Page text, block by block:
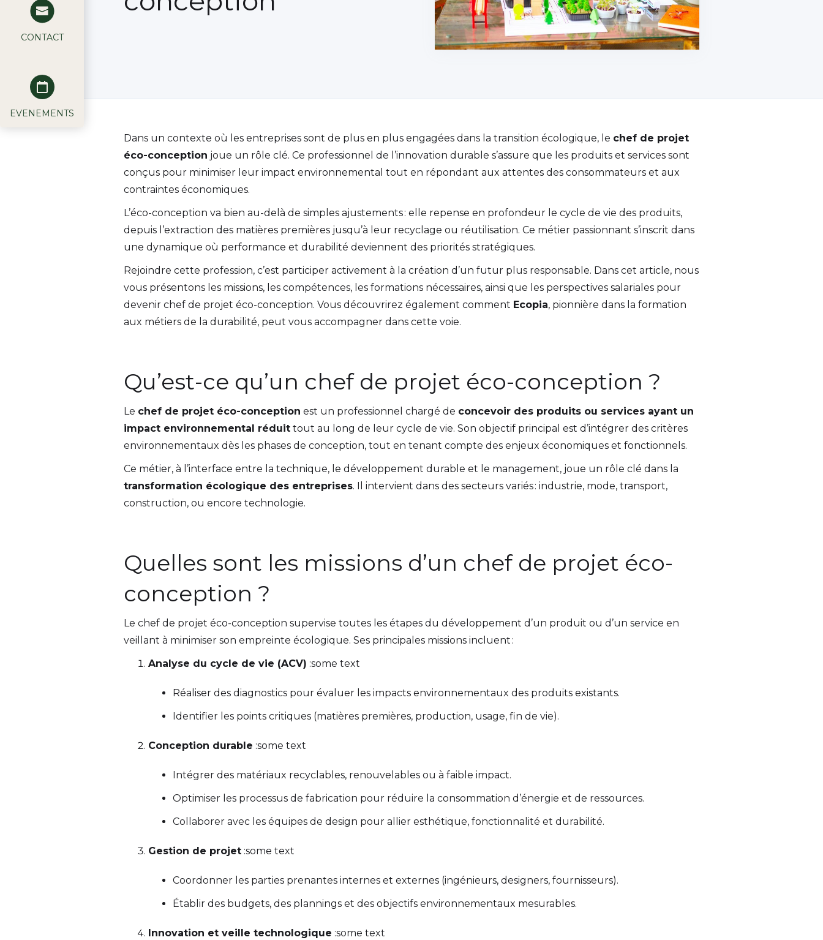
CONTACT
EVENEMENTS
Dans un contexte où les entreprises sont de plus en plus engagées dans la transition écologique, le chef de projet
éco-conception joue un rôle clé. Ce professionnel de l’innovation durable s’assure que les produits et services sont
conçus pour minimiser leur impact environnemental tout en répondant aux attentes des consommateurs et aux
contraintes économiques.
L’éco-conception va bien au-delà de simples ajustements : elle repense en profondeur le cycle de vie des produits,
depuis l’extraction des matières premières jusqu’à leur recyclage ou réutilisation. Ce métier passionnant s’inscrit dans
une dynamique où performance et durabilité deviennent des priorités stratégiques.
Rejoindre cette profession, c’est participer activement à la création d’un futur plus responsable. Dans cet article, nous
vous présentons les missions, les compétences, les formations nécessaires, ainsi que les perspectives salariales pour
devenir chef de projet éco-conception. Vous découvrirez également comment Ecopia, pionnière dans la formation
aux métiers de la durabilité, peut vous accompagner dans cette voie.
Qu’est-ce qu’un chef de projet éco-conception ?
Le chef de projet éco-conception est un professionnel chargé de concevoir des produits ou services ayant un
impact environnemental réduit tout au long de leur cycle de vie. Son objectif principal est d’intégrer des critères
environnementaux dès les phases de conception, tout en tenant compte des enjeux économiques et fonctionnels.
Ce métier, à l’interface entre la technique, le développement durable et le management, joue un rôle clé dans la
transformation écologique des entreprises. Il intervient dans des secteurs variés : industrie, mode, transport,
construction, ou encore technologie.
Quelles sont les missions d’un chef de projet éco-
conception ?
Le chef de projet éco-conception supervise toutes les étapes du développement d’un produit ou d’un service en
veillant à minimiser son empreinte écologique. Ses principales missions incluent :
Analyse du cycle de vie (ACV) :some text
Réaliser des diagnostics pour évaluer les impacts environnementaux des produits existants.
Identifier les points critiques (matières premières, production, usage, fin de vie).
Conception durable :some text
Intégrer des matériaux recyclables, renouvelables ou à faible impact.
Optimiser les processus de fabrication pour réduire la consommation d’énergie et de ressources.
Collaborer avec les équipes de design pour allier esthétique, fonctionnalité et durabilité.
Gestion de projet :some text
Coordonner les parties prenantes internes et externes (ingénieurs, designers, fournisseurs).
Établir des budgets, des plannings et des objectifs environnementaux mesurables.
Innovation et veille technologique :some text